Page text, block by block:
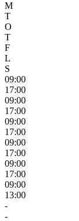
M
T
O
T
F
L
S
09:00
17:00
09:00
17:00
09:00
17:00
09:00
17:00
09:00
17:00
09:00
13:00
-
-